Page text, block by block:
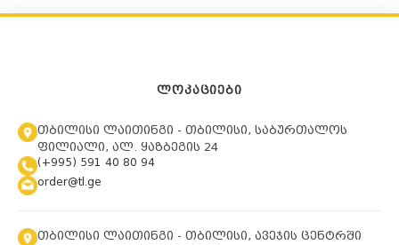
ᲚᲝᲙᲐᲪᲘᲔᲑᲘ
თბილისი ლაითინგი - თბილისი, საბურთალოს
ფილიალი, ალ. ყაზბეგის 24
(+995) 591 40 80 94
order@tl.ge
თბილისი ლაითინგი - თბილისი, ავეჯის ცენტრში